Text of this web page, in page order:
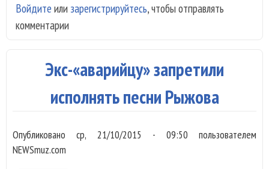
Войдите или зарегистрируйтесь, чтобы отправлять
комментарии
Экс-«аварийцу» запретили
исполнять песни Рыжова
Опубликованоср, 21/10/2015 - 09:50 пользователем
NEWSmuz.com